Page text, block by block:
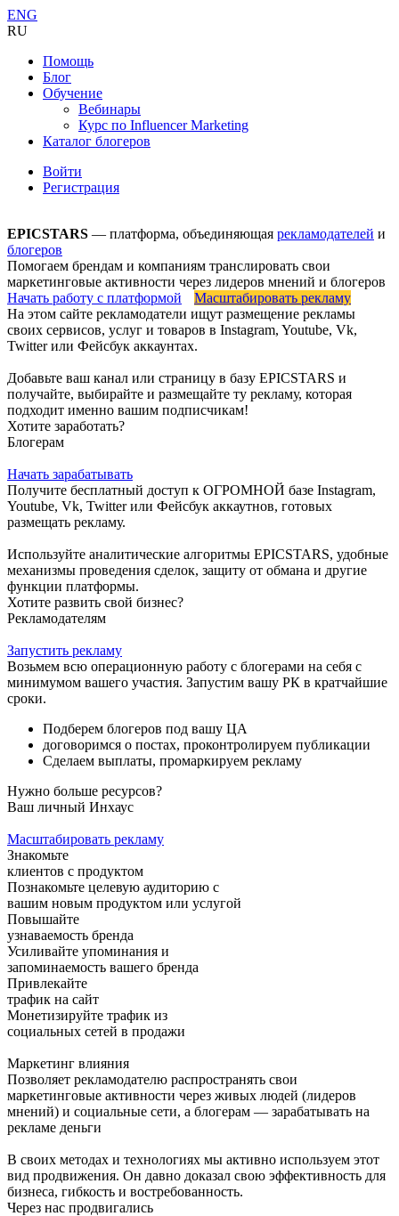
ENG
RU
Помощь
Блог
Обучение
Вебинары
Курс по Influencer Marketing
Каталог блогеров
Войти
Регистрация
EPICSTARS — платформа, объединяющая рекламодателей и
блогеров
Помогаем брендам и компаниям транслировать свои
маркетинговые активности через лидеров мнений и блогеров
Начать работу с платформой
Масштабировать рекламу
На этом сайте рекламодатели ищут размещение рекламы
своих сервисов, услуг и товаров в Instagram, Youtube, Vk,
Twitter или Фейсбук аккаунтах.
Добавьте ваш канал или страницу в базу EPICSTARS и
получайте, выбирайте и размещайте ту рекламу, которая
подходит именно вашим подписчикам!
Хотите заработать?
Блогерам
Начать зарабатывать
Получите бесплатный доступ к ОГРОМНОЙ базе Instagram,
Youtube, Vk, Twitter или Фейсбук аккаутнов, готовых
размещать рекламу.
Используйте аналитические алгоритмы EPICSTARS, удобные
механизмы проведения сделок, защиту от обмана и другие
функции платформы.
Хотите развить свой бизнес?
Рекламодателям
Запустить рекламу
Возьмем всю операционную работу с блогерами на себя с
минимумом вашего участия. Запустим вашу РК в кратчайшие
сроки.
Подберем блогеров под вашу ЦА
договоримся о постах, проконтролируем публикации
Сделаем выплаты, промаркируем рекламу
Нужно больше ресурсов?
Ваш личный Инхаус
Масштабировать рекламу
Знакомьте
клиентов с продуктом
Познакомьте целевую аудиторию с
вашим новым продуктом или услугой
Повышайте
узнаваемость бренда
Усиливайте упоминания и
запоминаемость вашего бренда
Привлекайте
трафик на сайт
Монетизируйте трафик из
социальных сетей в продажи
Маркетинг влияния
Позволяет рекламодателю распространять свои
маркетинговые активности через живых людей (лидеров
мнений) и социальные сети, а блогерам — зарабатывать на
рекламе деньги
В своих методах и технологиях мы активно используем этот
вид продвижения. Он давно доказал свою эффективность для
бизнеса, гибкость и востребованность.
Через нас продвигались